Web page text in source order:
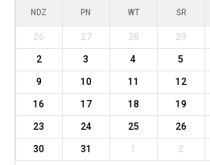
NDZ PN WT ŚR
26 27 28 29
2
3 4 5
9
10 11 12
16
17 18 19
23
24 25 26
30
31 1 2